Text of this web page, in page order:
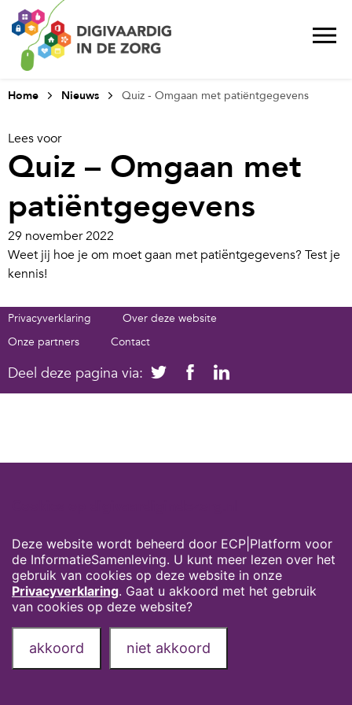
Home Nieuws Quiz - Omgaan met patiëntgegevens
Lees voor
Quiz – Omgaan met
patiëntgegevens
29 november 2022
Weet jij hoe je om moet gaan met patiëntgegevens? Test je
kennis!
Privacyverklaring
Over deze website
Onze partners
Contact
Deel deze pagina via:
Deze website wordt beheerd door ECP|Platform voor
de InformatieSamenleving. U kunt meer lezen over het
gebruik van cookies op deze website in onze
Privacyverklaring. Gaat u akkoord met het gebruik
van cookies op deze website?
akkoord niet akkoord